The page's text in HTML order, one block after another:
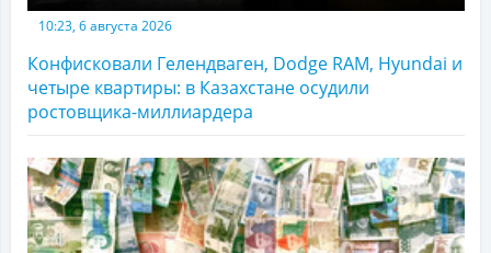
10:23, 6 августа 2026
Конфисковали Гелендваген, Dodge RAM, Hyundai и
четыре квартиры: в Казахстане осудили
ростовщика-миллиардера